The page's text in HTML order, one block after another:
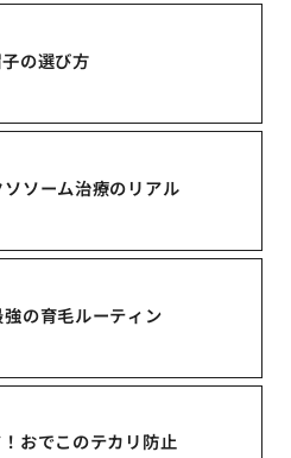
の選び方
ソーム治療のリアル
の育毛ルーティン
おでこのテカリ防止